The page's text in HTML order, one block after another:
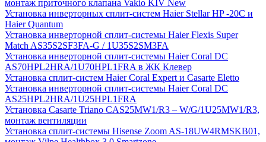
монтаж приточного клапана Vakio KIV New
Установка инверторных сплит-систем Haier Stellar HP -20С и
Haier Quantum
Установка инверторной сплит-системы Haier Flexis Super
Match AS35S2SF3FA-G / 1U35S2SM3FA
Установка инверторной сплит-системы Haier Coral DC
AS70HPL2HRA/1U70HPL1FRA в ЖК Клевер
Установка сплит-систем Haier Coral Expert и Casarte Eletto
Установка инверторной сплит-системы Haier Coral DC
AS25HPL2HRA/1U25HPL1FRA
Установка Casarte Triano CAS25MW1/R3 – W/G/1U25MW1/R3,
монтаж вентиляции
Установка сплит-системы Hisense Zoom AS-18UW4RMSKB01,